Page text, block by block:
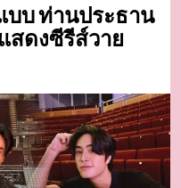
บบ ท่านประธาน
สดงซีรีส์วาย